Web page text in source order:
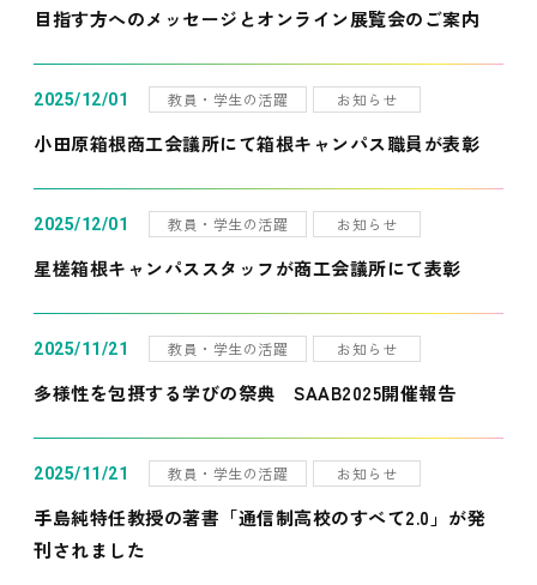
目指す方へのメッセージとオンライン展覧会のご案内
2025/12/01 教員・学生の活躍 お知らせ
小田原箱根商工会議所にて箱根キャンパス職員が表彰
2025/12/01 教員・学生の活躍 お知らせ
星槎箱根キャンパススタッフが商工会議所にて表彰
2025/11/21 教員・学生の活躍 お知らせ
多様性を包摂する学びの祭典 SAAB2025開催報告
2025/11/21 教員・学生の活躍 お知らせ
手島純特任教授の著書「通信制高校のすべて2.0」が発
刊されました